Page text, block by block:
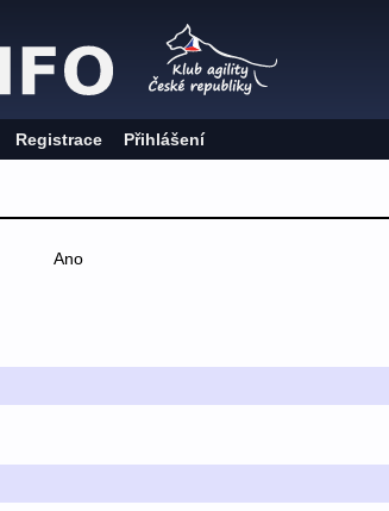
Registrace Přihlášení
Ano